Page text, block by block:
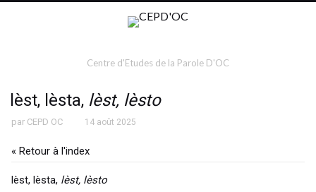
Centre d'Etudes de la Parole D'OC
lèst, lèsta, lèst, lèsto
par CEPD OC 14 août 2025
« Retour à l'index
lèst, lèsta, lèst, lèsto